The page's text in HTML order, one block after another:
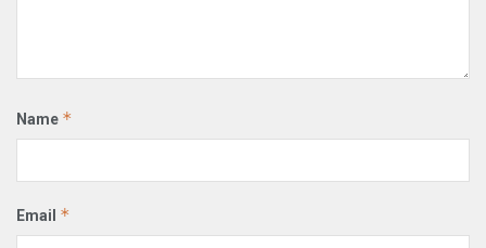
Name *
Email *